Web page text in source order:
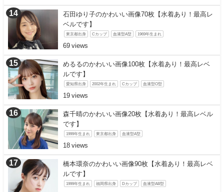
石田ゆり子のかわいい画像70枚【水着あり！最高レ
ベルです】
東京都出身 Cカップ 血液型A型 1969年生まれ
69
めるるのかわいい画像100枚【水着あり！最高レベ
ルです】
愛知県出身 2002年生まれ Cカップ 血液型O型
19
森千晴のかわいい画像20枚【水着あり！最高レベル
です】
1999年生まれ 東京都出身 血液型A型
18
橋本環奈のかわいい画像90枚【水着あり！最高レベ
ルです】
1999年生まれ 福岡県出身 Dカップ 血液型AB型